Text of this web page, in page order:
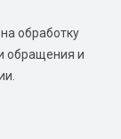
обработку
обращения и